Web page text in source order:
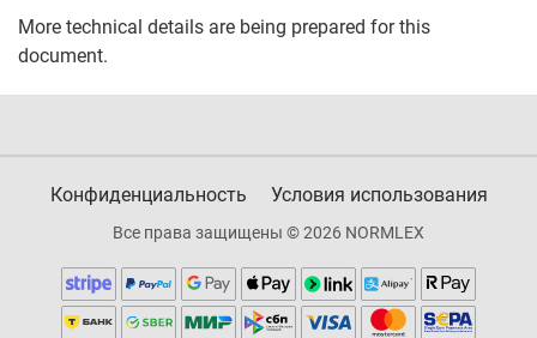
More technical details are being prepared for this
document.
Конфиденциальность Условия использования
Все права защищены © 2026 NORMLEX